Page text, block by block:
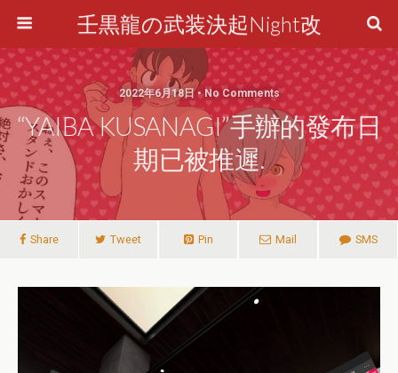
壬黒龍の武装決起Night改
2022年6月18日 • No Comments
“YAIBA KUSANAGI”手辦的發布日
期已被推遲.
Share Tweet Pin Mail SMS